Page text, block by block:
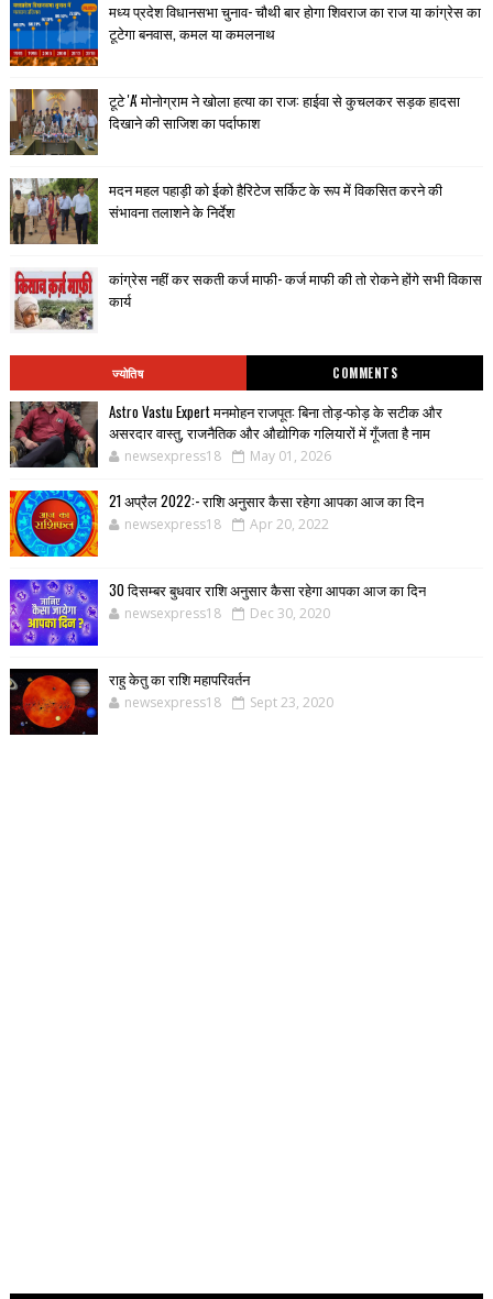
मध्य प्रदेश विधानसभा चुनाव- चौथी बार होगा शिवराज का राज या कांग्रेस का
टूटेगा बनवास, कमल या कमलनाथ
टूटे 'A' मोनोग्राम ने खोला हत्या का राज: हाईवा से कुचलकर सड़क हादसा
दिखाने की साजिश का पर्दाफाश
मदन महल पहाड़ी को ईको हैरिटेज सर्किट के रूप में विकसित करने की
संभावना तलाशने के निर्देश
कांग्रेस नहीं कर सकती कर्ज माफी- कर्ज माफी की तो रोकने होंगे सभी विकास
कार्य
ज्योतिष COMMENTS
Astro Vastu Expert मनमोहन राजपूत: बिना तोड़-फोड़ के सटीक और
असरदार वास्तु, राजनैतिक और औद्योगिक गलियारों में गूँजता है नाम
newsexpress18 May 01, 2026
21 अप्रैल 2022:- राशि अनुसार कैसा रहेगा आपका आज का दिन
newsexpress18 Apr 20, 2022
30 दिसम्बर बुधवार राशि अनुसार कैसा रहेगा आपका आज का दिन
newsexpress18 Dec 30, 2020
राहु केतु का राशि महापरिवर्तन
newsexpress18 Sept 23, 2020